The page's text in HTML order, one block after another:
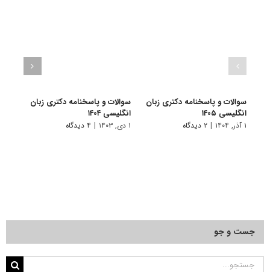
سوالات و پاسخنامه دکتری زبان
انگلیسی ۱۴۰۵
۱ آذر, ۱۴۰۴ | ۲ دیدگاه
سوالات و پاسخنامه دکتری زبان
انگلیسی ۱۴۰۴
۱ دی, ۱۴۰۳ | ۴ دیدگاه
جست و جو
جستجو